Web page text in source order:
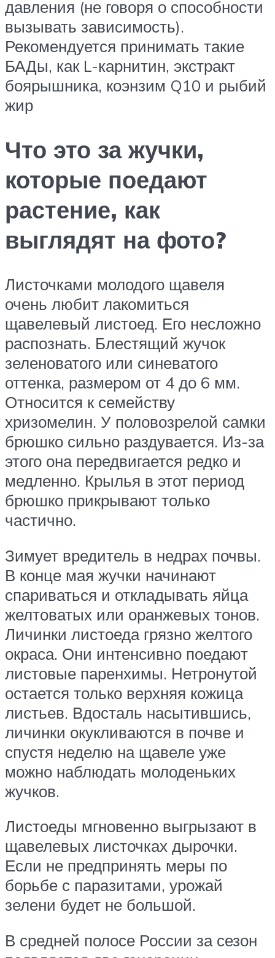
давления (не говоря о способности
вызывать зависимость).
Рекомендуется принимать такие
БАДы, как L-карнитин, экстракт
боярышника, коэнзим Q10 и рыбий
жир
Что это за жучки,
которые поедают
растение, как
выглядят на фото?
Листочками молодого щавеля
очень любит лакомиться
щавелевый листоед. Его несложно
распознать. Блестящий жучок
зеленоватого или синеватого
оттенка, размером от 4 до 6 мм.
Относится к семейству
хризомелин. У половозрелой самки
брюшко сильно раздувается. Из-за
этого она передвигается редко и
медленно. Крылья в этот период
брюшко прикрывают только
частично.
Зимует вредитель в недрах почвы.
В конце мая жучки начинают
спариваться и откладывать яйца
желтоватых или оранжевых тонов.
Личинки листоеда грязно желтого
окраса. Они интенсивно поедают
листовые паренхимы. Нетронутой
остается только верхняя кожица
листьев. Вдосталь насытившись,
личинки окукливаются в почве и
спустя неделю на щавеле уже
можно наблюдать молоденьких
жучков.
Листоеды мгновенно выгрызают в
щавелевых листочках дырочки.
Если не предпринять меры по
борьбе с паразитами, урожай
зелени будет не большой.
В средней полосе России за сезон